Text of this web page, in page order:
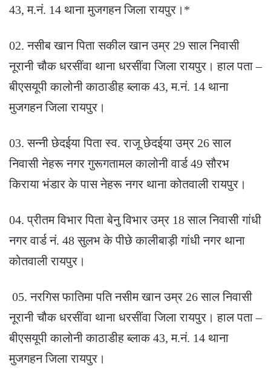
43, म.नं. 14 थाना मुजगहन जिला रायपुर।*
02. नसीब खान पिता सकील खान उम्र 29 साल निवासी
नूरानी चौक धरसींवा थाना धरसींवा जिला रायपुर। हाल पता –
बीएसयूपी कालोनी काठाडीह ब्लाक 43, म.नं. 14 थाना
मुजगहन जिला रायपुर।
03. सन्नी छेदईया पिता स्व. राजू छेदईया उम्र 26 साल
निवासी नेहरू नगर गुरूगतामल कालोनी वार्ड 49 सौरभ
किराया भंडार के पास नेहरू नगर थाना कोतवाली रायपुर।
04. प्रीतम विभार पिता बेनु विभार उम्र 18 साल निवासी गांधी
नगर वार्ड नं. 48 सुलभ के पीछे कालीबाड़ी गांधी नगर थाना
कोतवाली रायपुर।
05. नरगिस फातिमा पति नसीम खान उम्र 26 साल निवासी
नूरानी चौक धरसींवा थाना धरसींवा जिला रायपुर। हाल पता –
बीएसयूपी कालोनी काठाडीह ब्लाक 43, म.नं. 14 थाना
मुजगहन जिला रायपुर।